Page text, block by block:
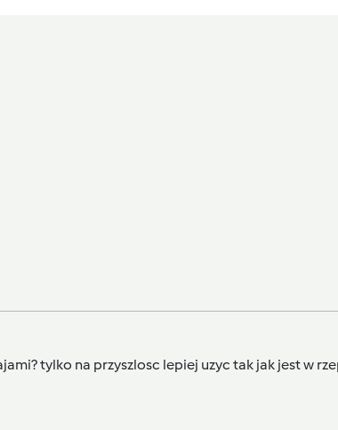
tylko na przyszlosc lepiej uzyc tak jak jest w